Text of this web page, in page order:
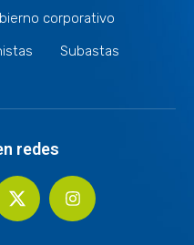
corporativo
Subastas
redes